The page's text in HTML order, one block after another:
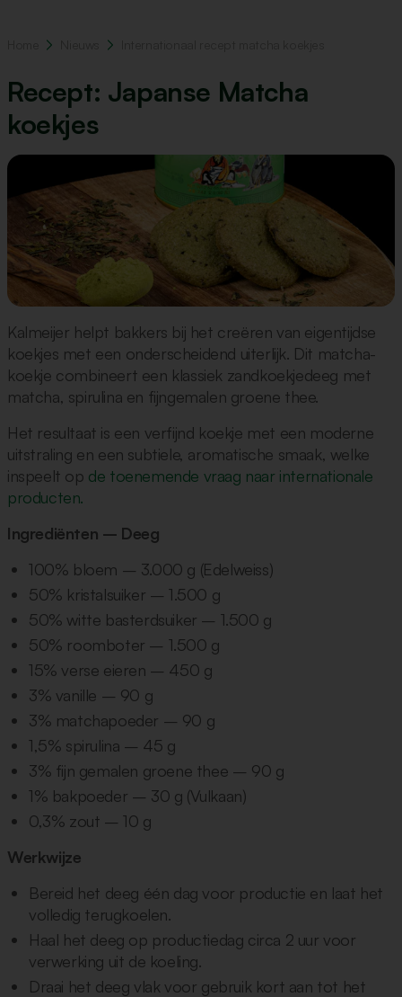
Recept: Japanse Matcha
koekjes
Kalmeijer helpt bakkers bij het creëren van eigentijdse
koekjes met een onderscheidend uiterlijk. Dit matcha-
koekje combineert een klassiek zandkoekjedeeg met
matcha, spirulina en fijngemalen groene thee.
Het resultaat is een verfijnd koekje met een moderne
uitstraling en een subtiele, aromatische smaak, welke
inspeelt op de toenemende vraag naar internationale
producten.
Ingrediënten – Deeg
100% bloem – 3.000 g (Edelweiss)
50% kristalsuiker – 1.500 g
50% witte basterdsuiker – 1.500 g
50% roomboter – 1.500 g
15% verse eieren – 450 g
3% vanille – 90 g
3% matchapoeder – 90 g
1,5% spirulina – 45 g
3% fijn gemalen groene thee – 90 g
1% bakpoeder – 30 g (Vulkaan)
0,3% zout – 10 g
Werkwijze
Bereid het deeg één dag voor productie en laat het
volledig terugkoelen.
Haal het deeg op productiedag circa 2 uur voor
verwerking uit de koeling.
Draai het deeg vlak voor gebruik kort aan tot het